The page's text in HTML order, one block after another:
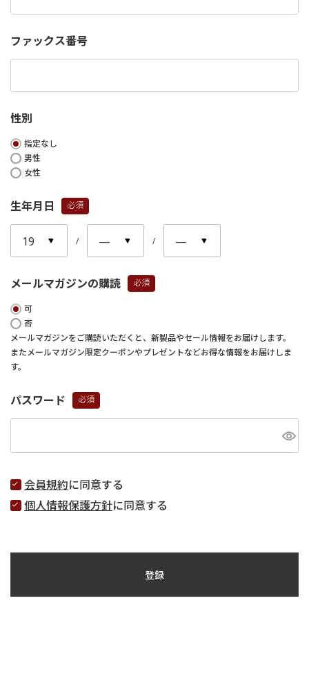
ファックス番号
性別
指定なし
男性
女性
生年月日
須)
メールマガジンの購読
可
否
メールマガジンをご購読いただくと、新製品やセール情報をお届けします。
またメールマガジン限定クーポンやプレゼントなどお得な情報をお届けしま
す。
パスワード
(必
会員規約に同意する
個人情報保護方針に同意する
登録